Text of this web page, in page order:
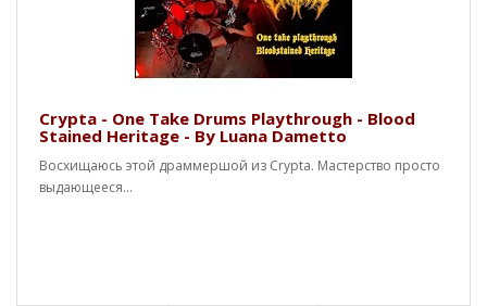
Crypta - One Take Drums Playthrough - Blood
Stained Heritage - By Luana Dametto
Восхищаюсь этой драммершой из Crypta. Мастерство просто
выдающееся...